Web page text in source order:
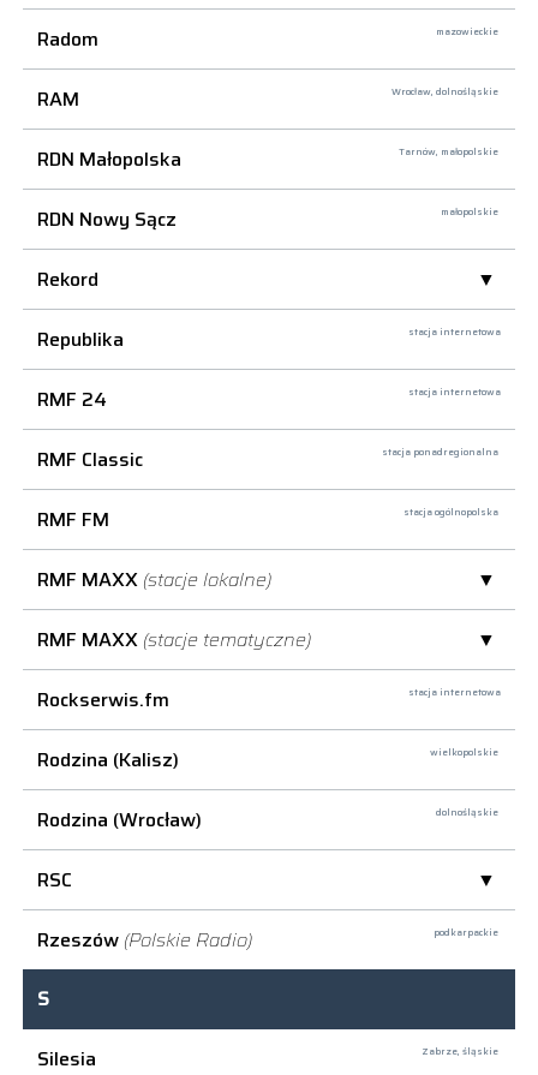
Radom mazowieckie
RAM Wrocław, dolnośląskie
RDN Małopolska Tarnów, małopolskie
RDN Nowy Sącz małopolskie
Rekord
Republika
stacja internetowa
RMF 24 stacja internetowa
RMF Classic stacja ponadregionalna
RMF FM stacja ogólnopolska
RMF MAXX (stacje lokalne)
RMF MAXX (stacje tematyczne)
Rockserwis.fm
stacja internetowa
Rodzina (Kalisz) wielkopolskie
Rodzina (Wrocław) dolnośląskie
RSC
Rzeszów (Polskie Radio) podkarpackie
S
Silesia
Zabrze, śląskie